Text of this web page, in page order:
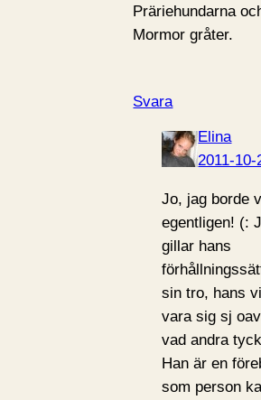
Präriehundarna
Mormor gråter.
Svara
Elina
2011-10-
Jo, jag borde
egentligen! (:
gillar hans
sin tro, hans
vara sig sj
vad andra
Han är en
som person